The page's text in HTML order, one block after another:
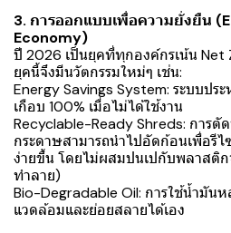
3. การออกแบบเพื่อความยั่งยืน
Economy)
ปี 2026 เป็นยุคที่ทุกองค์กรเน้น Net
ยุคนี้จึงมีนวัตกรรมใหม่ๆ เช่น:
Energy Savings System: ระบบปร
เกือบ 100% เมื่อไม่ได้ใช้งาน
Recyclable-Ready Shreds: การ
กระดาษสามารถนำไปอัดก้อนเพื่อรีไ
ง่ายขึ้น โดยไม่ผสมปนเปกับพลาสติ
ทำลาย)
Bio-Degradable Oil: การใช้น้ำมัน
แวดล้อมและย่อยสลายได้เอง